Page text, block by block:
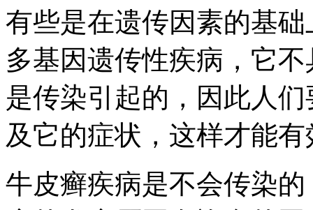
有些是在遗传因素的基
多基因遗传性疾病，它
是传染引起的，因此人
及它的症状，这样才能
牛皮癣疾病是不会传染